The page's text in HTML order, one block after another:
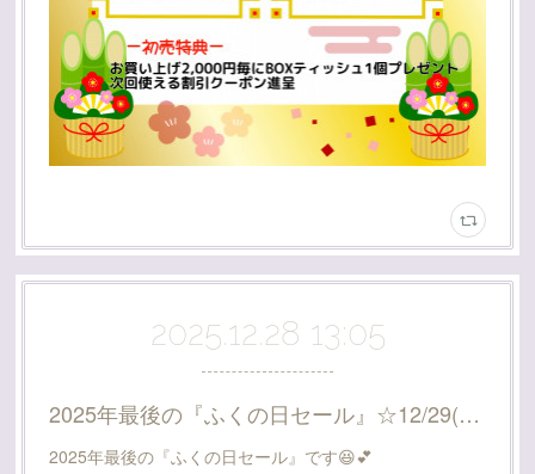
2025.12.28 13:05
2025年最後の『ふくの日セール』☆12/29(月)
2025年最後の『ふくの日セール』です😆💕